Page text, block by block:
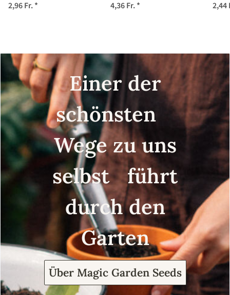
ambrosioides) Samen
2,96 Fr.*
chinense) Samen
4,36 Fr.* 2,44
Einer der
schönsten
Wege zu uns
selbst führt
durch den
Garten
Über Magic Garden Seeds